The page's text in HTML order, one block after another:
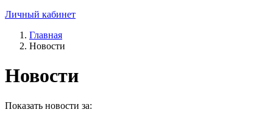
Личный кабинет
Главная
Новости
Новости
Показать новости за: